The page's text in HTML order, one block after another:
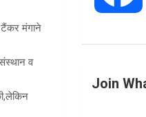
मंगाने
व
Join